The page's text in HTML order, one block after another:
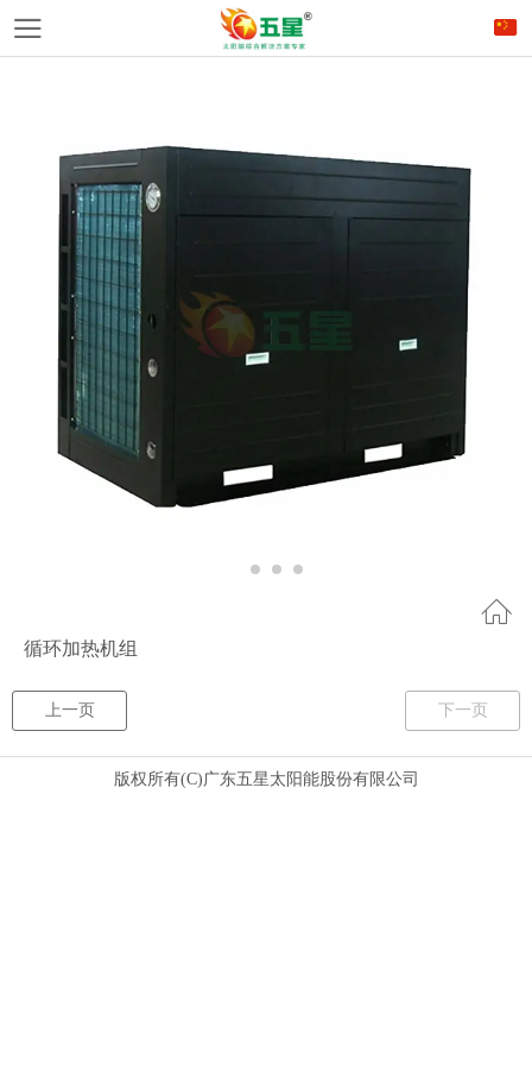
循环加热机组
上一页 下一页
版权所有(C)广东五星太阳能股份有限公司